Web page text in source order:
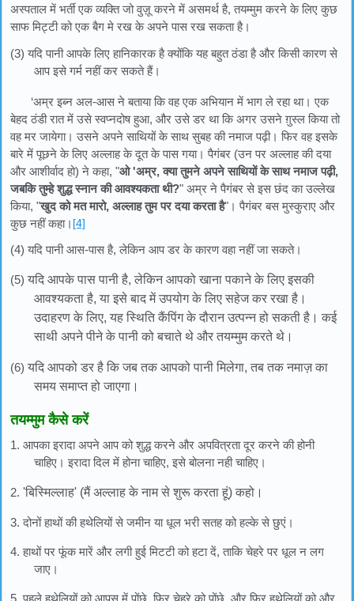
अस्पताल में भर्ती एक व्यक्ति जो वुज़ू करने में असमर्थ है, तयम्मुम करने के लिए कुछ
साफ मिट्टी को एक बैग मे रख के अपने पास रख सकता है।
(3) यदि पानी आपके लिए हानिकारक है क्योंकि यह बहुत ठंडा है और किसी कारण से
आप इसे गर्म नहीं कर सकते हैं।
‘अम्र इब्न अल-आस ने बताया कि वह एक अभियान में भाग ले रहा था। एक
बेहद ठंडी रात में उसे स्वप्नदोष हुआ, और उसे डर था कि अगर उसने ग़ुस्ल किया तो
वह मर जायेगा। उसने अपने साथियों के साथ सुबह की नमाज पढ़ी। फिर वह इसके
बारे में पूछने के लिए अल्लाह के दूत के पास गया। पैगंबर (उन पर अल्लाह की दया
और आशीर्वाद हो) ने कहा, "ओ 'अम्र, क्या तुमने अपने साथियों के साथ नमाज पढ़ी,
जबकि तुम्हे शुद्ध स्नान की आवश्यकता थी?" अम्र ने पैगंबर से इस छंद का उल्लेख
किया, "खुद को मत मारो, अल्लाह तुम पर दया करता है"। पैगंबर बस मुस्कुराए और
कुछ नहीं कहा। [4]
(4) यदि पानी आस-पास है, लेकिन आप डर के कारण वहा नहीं जा सकते।
(5) यदि आपके पास पानी है, लेकिन आपको खाना पकाने के लिए इसकी
आवश्यकता है, या इसे बाद में उपयोग के लिए सहेज कर रखा है।
उदाहरण के लिए, यह स्थिति कैंपिंग के दौरान उत्पन्न हो सकती है। कई
साथी अपने पीने के पानी को बचाते थे और तयम्मुम करते थे।
(6) यदि आपको डर है कि जब तक आपको पानी मिलेगा, तब तक नमाज़ का
समय समाप्त हो जाएगा।
तयम्मुम कैसे करें
1. आपका इरादा अपने आप को शुद्ध करने और अपवित्रता दूर करने की होनी
चाहिए। इरादा दिल में होना चाहिए, इसे बोलना नही चाहिए।
2. 'बिस्मिल्लाह' (मैं अल्लाह के नाम से शुरू करता हूं) कहो।
3. दोनों हाथों की हथेलियों से जमीन या धूल भरी सतह को हल्के से छुएं।
4. हाथों पर फूंक मारें और लगी हुई मिटटी को हटा दें, ताकि चेहरे पर धूल न लग
जाए।